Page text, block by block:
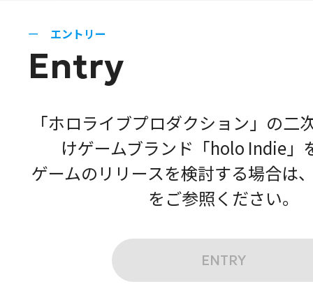
エントリー
Entry
「ホロライブプロダクション」の二
けゲームブランド「holo Indie」
ゲームのリリースを検討する場合は
をご参照ください。
ENTRY